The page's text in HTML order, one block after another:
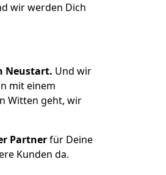
wir werden Dich
Neustart. Und wir
mit einem
Witten geht, wir
Partnerfür Deine
Kunden da.